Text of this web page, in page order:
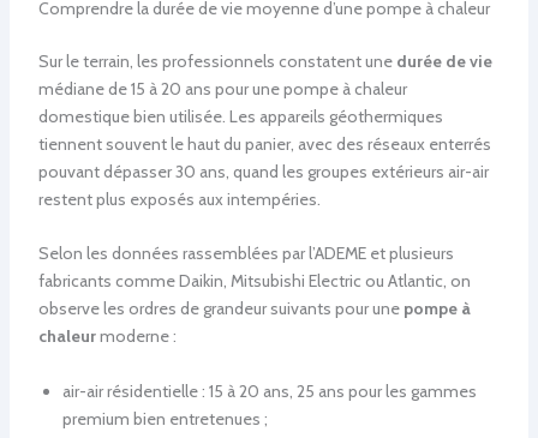
Comprendre la durée de vie moyenne d’une pompe à chaleur
Sur le terrain, les professionnels constatent une durée de vie
médiane de 15 à 20 ans pour une pompe à chaleur
domestique bien utilisée. Les appareils géothermiques
tiennent souvent le haut du panier, avec des réseaux enterrés
pouvant dépasser 30 ans, quand les groupes extérieurs air-air
restent plus exposés aux intempéries.
Selon les données rassemblées par l’ADEME et plusieurs
fabricants comme Daikin, Mitsubishi Electric ou Atlantic, on
observe les ordres de grandeur suivants pour une pompe à
chaleurmoderne :
air-air résidentielle : 15 à 20 ans, 25 ans pour les gammes
premium bien entretenues ;